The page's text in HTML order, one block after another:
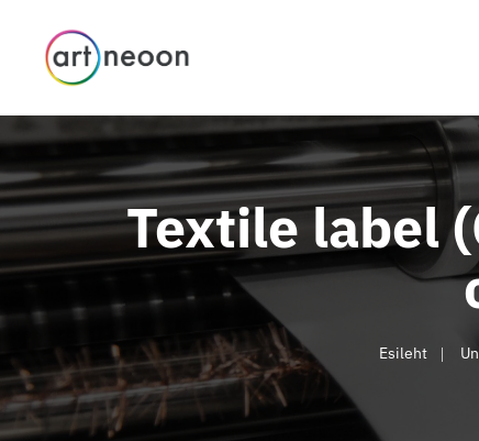
Textile label
Esileht